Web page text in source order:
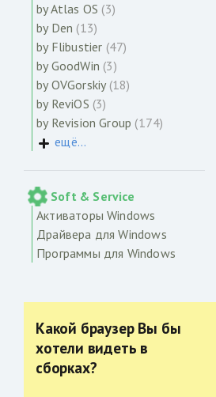
by Atlas OS (3)
by Den (13)
by Flibustier (47)
by GoodWin (3)
by OVGorskiy (18)
by ReviOS (3)
by Revision Group (174)
ещё...
Soft & Service
Активаторы Windows
Драйвера для Windows
Программы для Windows
Какой браузер Вы бы
хотели видеть в
сборках?